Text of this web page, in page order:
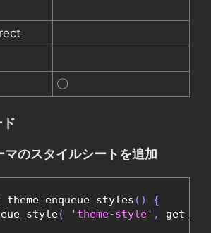
〇
マのスタイルシートを追加
()
{
( 'theme-style' ,